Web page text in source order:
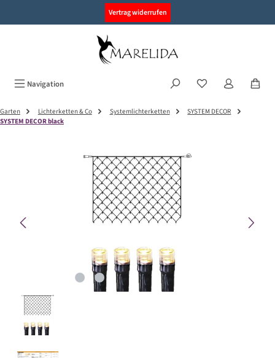
Vertrag widerrufen
Navigation
Garten Lichterketten & Co Systemlichterketten
SYSTEM DECOR
SYSTEM DECOR black
Bildergalerie überspringen